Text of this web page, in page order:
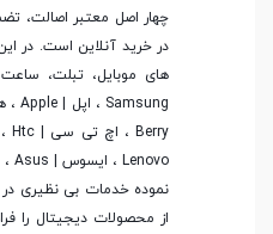
پشتیبانی از زبان
سایر
چهار اصل معتبر اصالت،
های موبایل، تبلت،
نموده خدمات بی نظیری
از محصولات دیجیتال را